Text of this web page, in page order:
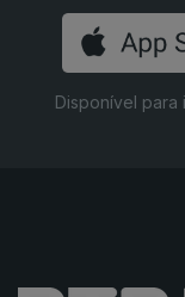
Disponível para